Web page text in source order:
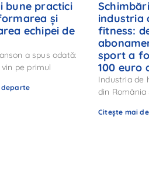
bune practici
și
echipei de
a spus odată:
vin pe primul
departe
industria
fitness:
sport a
100 euro
Industria de
din
Citește mai